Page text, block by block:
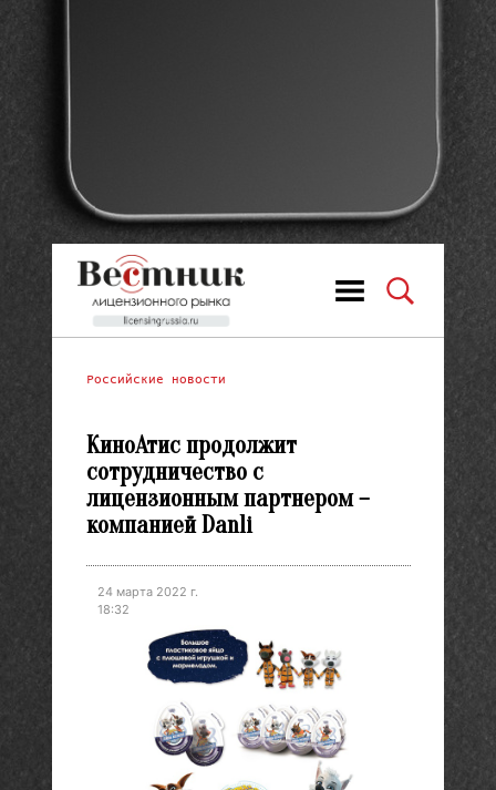
Российские новости
КиноАтис продолжит
сотрудничество с
лицензионным партнером –
компанией Danli
24 марта 2022 г.
18:32